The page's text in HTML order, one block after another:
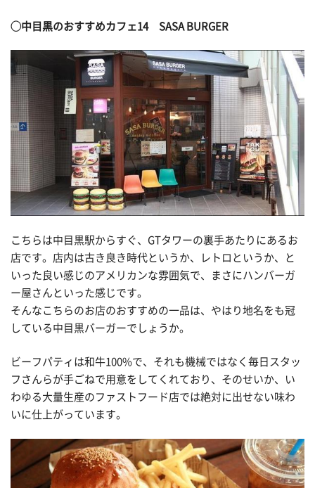
◯中目黒のおすすめカフェ14 SASA BURGER
こちらは中目黒駅からすぐ、GTタワーの裏手あたりにあるお
店です。店内は古き良き時代というか、レトロというか、と
いった良い感じのアメリカンな雰囲気で、まさにハンバーガ
ー屋さんといった感じです。
そんなこちらのお店のおすすめの一品は、やはり地名をも冠
している中目黒バーガーでしょうか。
ビーフパティは和牛100%で、それも機械ではなく毎日スタッ
フさんらが手ごねで用意をしてくれており、そのせいか、い
わゆる大量生産のファストフード店では絶対に出せない味わ
いに仕上がっています。